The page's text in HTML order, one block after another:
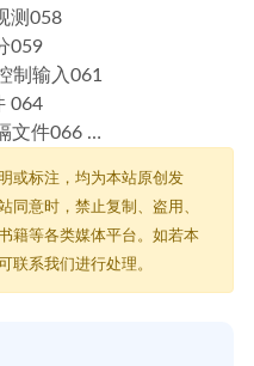
测058
059
制输入061
064
文件066 …
或标注，均为本站原创发
同意时，禁止复制、盗用、
籍等各类媒体平台。如若本
联系我们进行处理。